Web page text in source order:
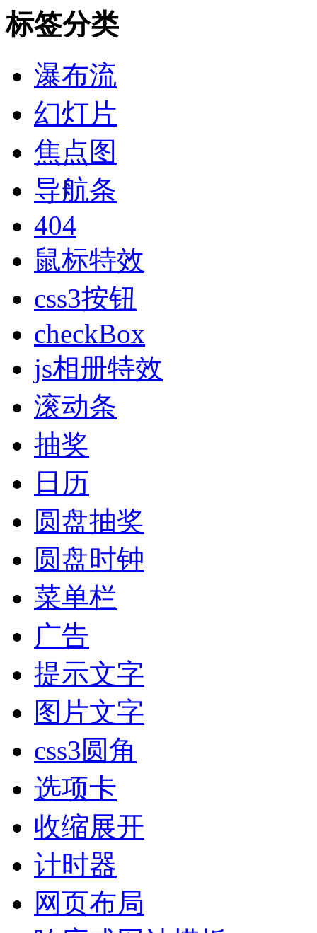
标签分类
瀑布流
幻灯片
焦点图
导航条
404
鼠标特效
css3按钮
checkBox
js相册特效
滚动条
抽奖
日历
圆盘抽奖
圆盘时钟
菜单栏
广告
提示文字
图片文字
css3圆角
选项卡
收缩展开
计时器
网页布局